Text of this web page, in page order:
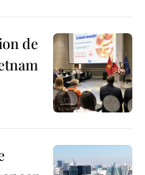
de